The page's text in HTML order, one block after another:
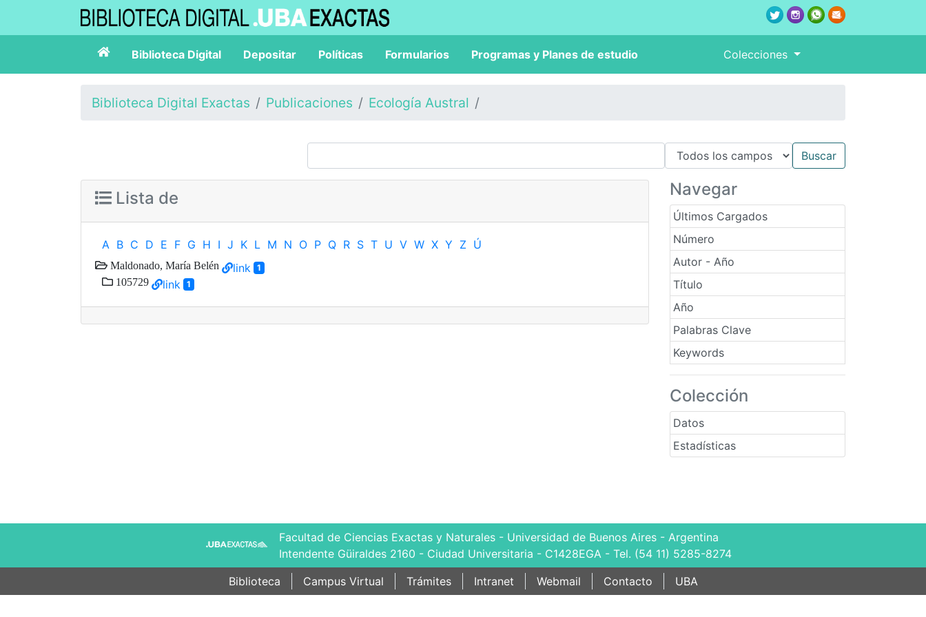
Biblioteca Digital Depositar Políticas Formularios Programas y Planes de estudio Colecciones
Biblioteca Digital Exactas Publicaciones Ecología Austral
Navegar
Últimos Cargados
Número
Autor - Año
Título
Año
Palabras Clave
Keywords
Colección
Datos
Estadísticas
Lista de
A B C D E F G H I J K L M N O P Q R S T U V W X Y Z Ú
Maldonado, María Belén link 1
105729 link 1
Facultad de Ciencias Exactas y Naturales - Universidad de Buenos Aires - Argentina
Intendente Güiraldes 2160 - Ciudad Universitaria - C1428EGA - Tel. (54 11) 5285-8274
Biblioteca
Campus Virtual Trámites Intranet Webmail Contacto UBA